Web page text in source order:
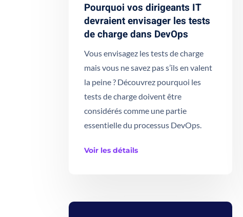
Pourquoi vos dirigeants IT
devraient envisager les tests
de charge dans DevOps
Vous envisagez les tests de charge
mais vous ne savez pas s’ils en valent
la peine ? Découvrez pourquoi les
tests de charge doivent être
considérés comme une partie
essentielle du processus DevOps.
Voir les détails